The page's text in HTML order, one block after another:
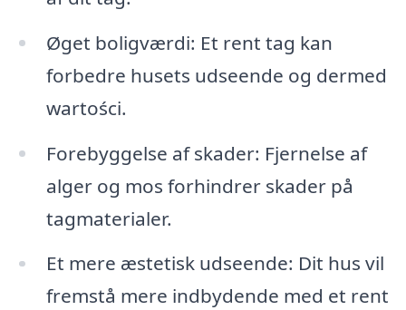
Øget boligværdi: Et rent tag kan
forbedre husets udseende og dermed
wartości.
Forebyggelse af skader: Fjernelse af
alger og mos forhindrer skader på
tagmaterialer.
Et mere æstetisk udseende: Dit hus vil
fremstå mere indbydende med et rent